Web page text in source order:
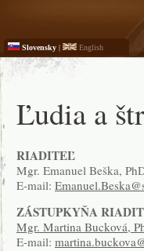
Slovensky | English
Ľudia a
RIADITEĽ
Mgr. Emanuel Beška,
E-mail:
ZÁSTUPKYŇA
Mgr. Martina Bucková,
E-mail: